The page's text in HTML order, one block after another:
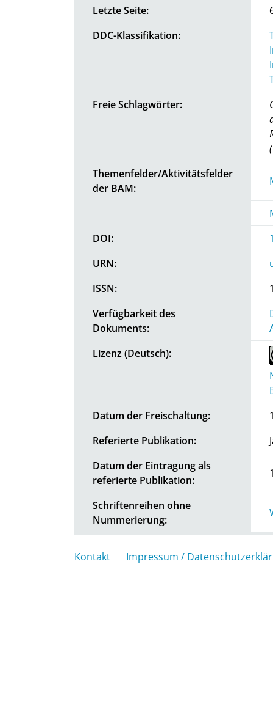
Letzte Seite:
DDC-Klassifikation:
Freie Schlagwörter:
Themenfelder/Aktivitätsfelder
der BAM:
DOI:
URN:
ISSN:
Verfügbarkeit des
Dokuments:
Lizenz (Deutsch):
Datum der Freischaltung:
Referierte Publikation:
Datum der Eintragung als
referierte Publikation:
Schriftenreihen ohne
Nummerierung:
Kontakt Impressum /